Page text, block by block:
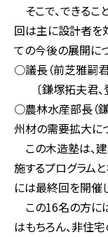
そこで、できるこ
回は主に設計者を
ての今後の展開に
○議長（前芝雅嗣
〔鎌塚拓夫君、
○農林水産部長（
州材の需要拡大に
この木造塾は、
施するプログラム
には最終回を開催
この16名の方に
はもちろん、非住